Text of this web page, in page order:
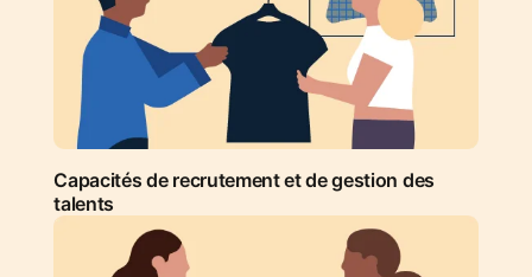
Capacités de recrutement et de gestion des
talents